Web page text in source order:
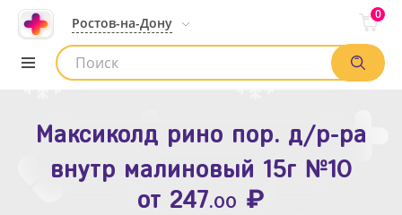
Ростов-на-Дону
0
Список аптек
Максиколд рино пор. д/р-ра
внутр малиновый 15г №10
от 247.00 ₽
Зодак таб. п.п.о. 10мг №10
от109.80 ₽